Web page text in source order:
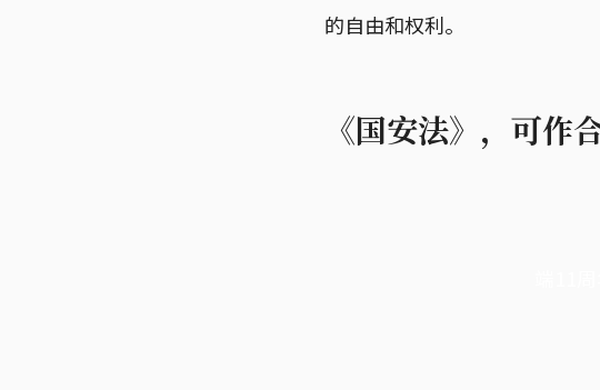
的自由和权利。
《国安法》，可作